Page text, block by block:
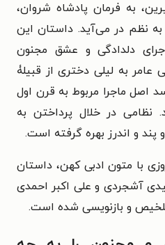
به فرمان پادشاه شروان،
نظم در می‌آید. داستان این
دلدادگی و عشق مجنون
به لیلی دختری از قبیلۀ
اصل ماجرا مربوط به قرن اول
در خلال پرداختن به
پند و اندرز بهره گرفته است.
با متون ادبی کهن، داستان
آشجردی و علی اکبر احمدی
تلخیص و بازنویسی شده است.